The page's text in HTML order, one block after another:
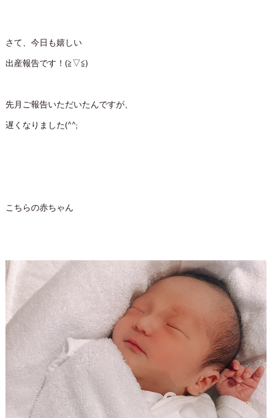
さて、今日も嬉しい
出産報告です！(≧▽≦)
先月ご報告いただいたんですが、
遅くなりました(^^;
こちらの赤ちゃん